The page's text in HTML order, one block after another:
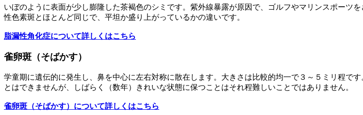
いぼのように表面が少し膨隆した茶褐色のシミです。紫外線暴露が原因で、ゴルフやマリンスポーツ
性色素斑とほとんど同じで、平坦か盛り上がっているかの違いです。
脂漏性角化症について詳しくはこちら
雀卵斑（そばかす）
学童期に遺伝的に発生し、鼻を中心に左右対称に散在します。大きさは比較的均一で３～５ミリ程で
とはできませんが、しばらく（数年）きれいな状態に保つことはそれ程難しいことではありません。
雀卵斑（そばかす）について詳しくはこちら